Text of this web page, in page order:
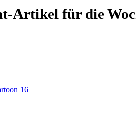
Artikel für die